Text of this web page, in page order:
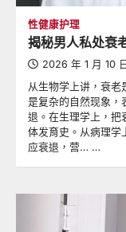
性健康护理
揭秘男人私处衰
2026 年 1 月 10 日
从生物学上讲，衰
是复杂的自然现象，
退。在生理学上，把
体发育史。从病理学
应衰退，营… …